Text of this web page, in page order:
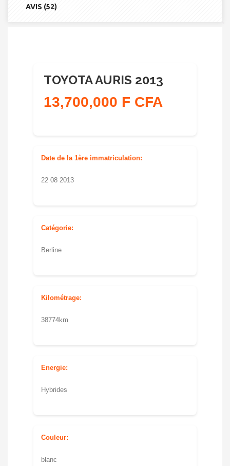
AVIS (52)
TOYOTA AURIS 2013
13,700,000 F CFA
Date de la 1ère immatriculation:
22 08 2013
Catégorie:
Berline
Kilométrage:
38774km
Energie:
Hybrides
Couleur:
blanc